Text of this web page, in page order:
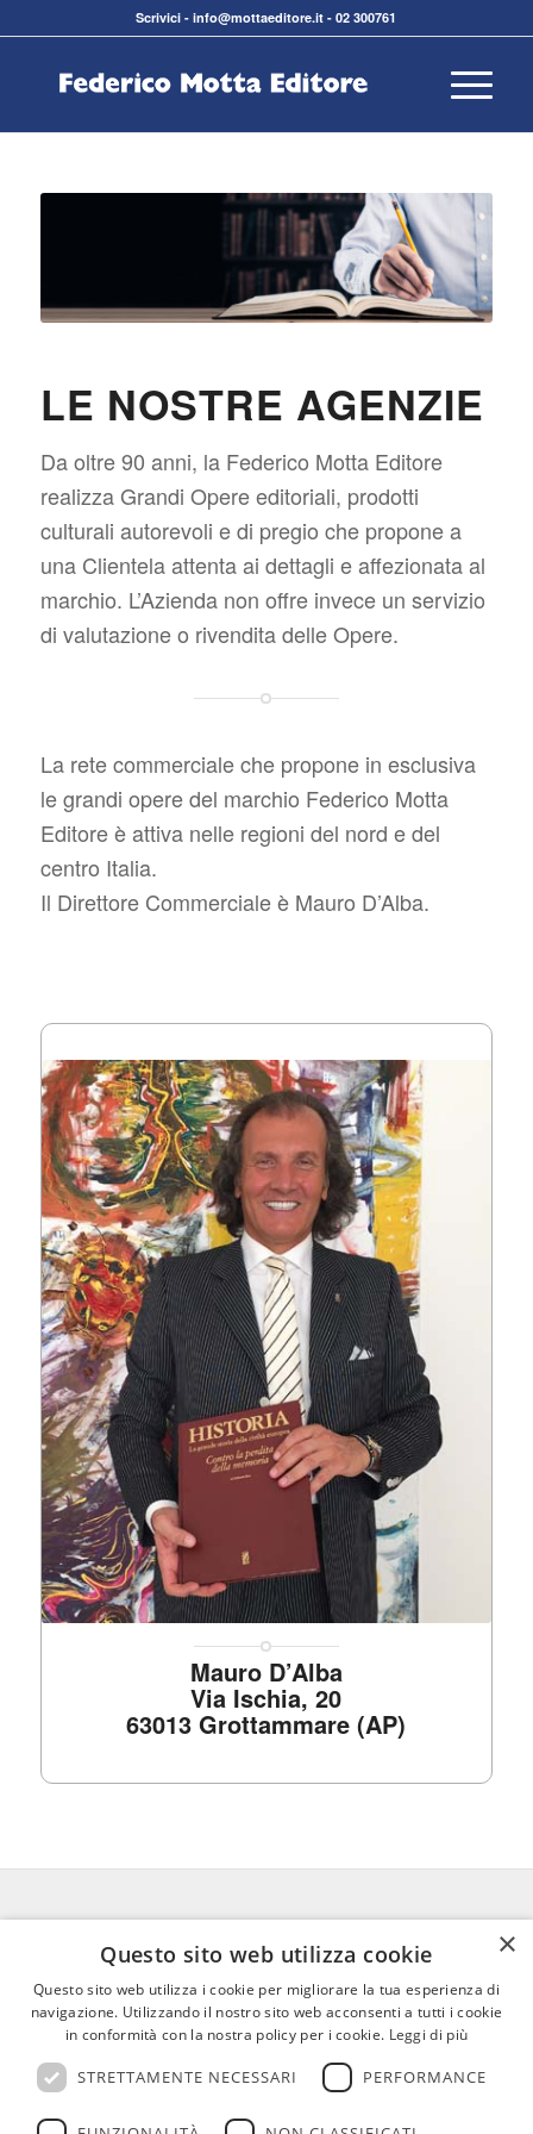
Scrivici -info@mottaeditore.it -02 300761
LE NOSTRE AGENZIE
Da oltre 90 anni, la Federico Motta Editore
realizza Grandi Opere editoriali, prodotti
culturali autorevoli e di pregio che propone a
una Clientela attenta ai dettagli e affezionata al
marchio. L’Azienda non offre invece un servizio
di valutazione o rivendita delle Opere.
La rete commerciale che propone in esclusiva
le grandi opere del marchio Federico Motta
Editore è attiva nelle regioni del nord e del
centro Italia.
Il Direttore Commerciale è Mauro D’Alba.
Mauro D’Alba
Via Ischia, 20
63013 Grottammare (AP)
FEDERICO MOTTA EDITORE
02 300761– info@mottaeditore.it–
08233380966 – Cap.Soc. € 1.000.000 I.V. –
REA MI 2011580
×
Questo sito web utilizza cookie
Questo sito web utilizza i cookie per migliorare la tua esperienza di
navigazione. Utilizzando il nostro sito web acconsenti a tutti i cookie
in conformità con la nostra policy per i cookie. Leggi di più
STRETTAMENTE NECESSARI PERFORMANCE